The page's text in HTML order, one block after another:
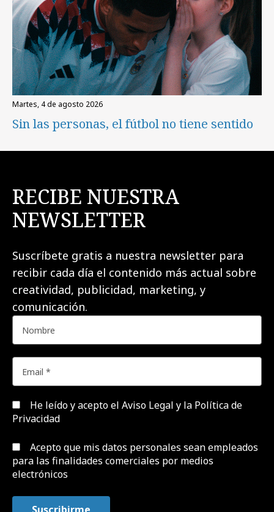
martes, 4 de agosto 2026
Sin las personas, el fútbol no tiene sentido
RECIBE NUESTRA
NEWSLETTER
Suscríbete gratis a nuestra newsletter para
recibir cada día el contenido más actual sobre
creatividad, publicidad, marketing, y
comunicación.
He leído y acepto el Aviso Legal y la Política de
Privacidad
Acepto que mis datos personales sean empleados
para las finalidades comerciales por medios
electrónicos